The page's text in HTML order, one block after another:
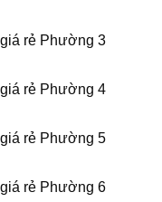
rẻ Phường 3
rẻ Phường 4
rẻ Phường 5
rẻ Phường 6